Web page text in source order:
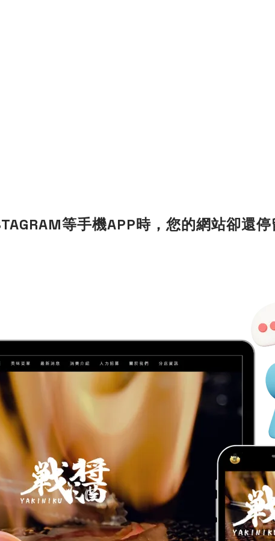
等手機APP時，您的網站卻還